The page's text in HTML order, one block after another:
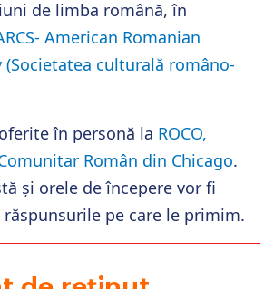
de limba română, în
American Romanian
(Societatea culturală româno-
în personă la ROCO,
Român din Chicago.
și orele de începere vor fi
pe care le primim.